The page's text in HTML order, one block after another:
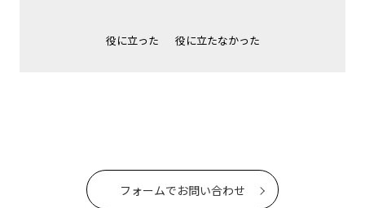
役に立った 役に立たなかった
フォームでお問い合わせ